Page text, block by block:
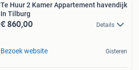
Te Huur 2 Kamer Appartement havendijk
In Tilburg
€ 860,00 Details
Bezoek website Gisteren